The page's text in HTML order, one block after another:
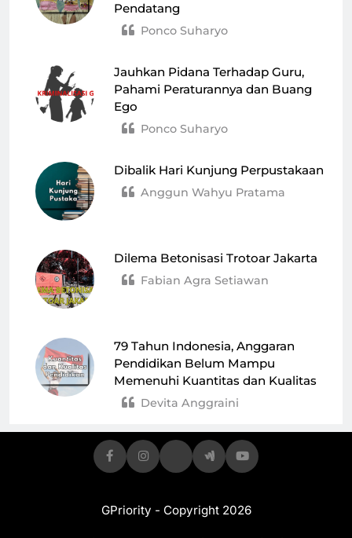
Pendatang
Ponco Suharyo
Jauhkan Pidana Terhadap Guru,
Pahami Peraturannya dan Buang
Ego
Ponco Suharyo
Dibalik Hari Kunjung Perpustakaan
Anggun Wahyu Pratama
Dilema Betonisasi Trotoar Jakarta
Fabian Agra Setiawan
79 Tahun Indonesia, Anggaran
Pendidikan Belum Mampu
Memenuhi Kuantitas dan Kualitas
Devita Anggraini
GPriority - Copyright 2026